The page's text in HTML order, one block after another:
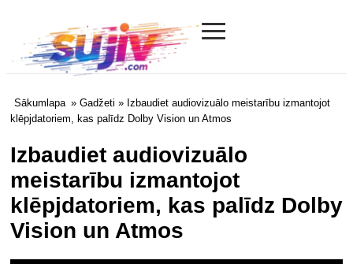
Sujiv.com
≡
Sākumlapa » Gadžeti » Izbaudiet audiovizuālo meistarību izmantojot
klēpjdatoriem, kas palīdz Dolby Vision un Atmos
Izbaudiet audiovizuālo
meistarību izmantojot
klēpjdatoriem, kas palīdz Dolby
Vision un Atmos